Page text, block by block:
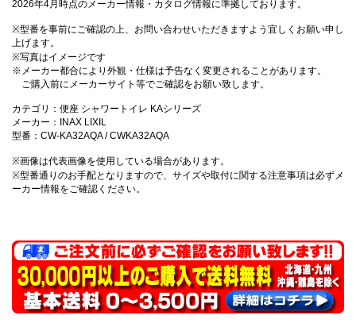
2026年4月時点のメーカー情報・カタログ情報に準拠しております。
※型番を事前にご確認の上、お問い合わせいただきますよう宜しくお願い申し
上げます。
※写真はイメージです
※メーカー都合により外観・仕様は予告なく変更されることがあります。
ご購入前にメーカーサイト等でご確認をお願い致します。
カテゴリ：便座 シャワートイレ KAシリーズ
メーカー：INAX LIXIL
型番：CW-KA32AQA / CWKA32AQA
※画像は代表画像を使用している場合があります。
※型番通りのお手配となりますので、サイズや取付に関する注意事項は必ずメ
ーカー情報をご確認ください。